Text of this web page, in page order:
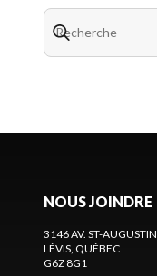
NOUS JOINDRE
3146 AV. ST-AUGUSTIN
LÉVIS, QUÉBEC
G6Z 8G1